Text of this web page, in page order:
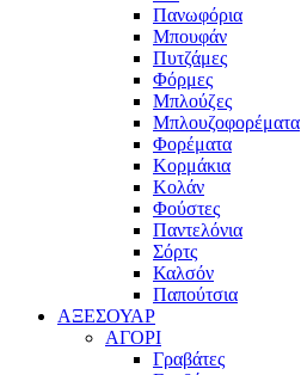
Πανωφόρια
Μπουφάν
Πυτζάμες
Φόρμες
Μπλούζες
Μπλουζοφορέματα
Φορέματα
Κορμάκια
Κολάν
Φούστες
Παντελόνια
Σόρτς
Καλσόν
Παπούτσια
ΑΞΕΣΟΥΑΡ
ΑΓΟΡΙ
Γραβάτες